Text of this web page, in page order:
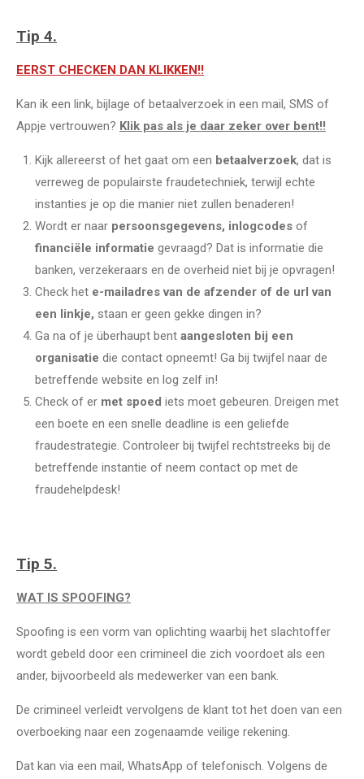
Tip 4.
EERST CHECKEN DAN KLIKKEN!!
Kan ik een link, bijlage of betaalverzoek in een mail, SMS of
Appje vertrouwen? Klik pas als je daar zeker over bent!!
Kijk allereerst of het gaat om een betaalverzoek, dat is
verreweg de populairste fraudetechniek, terwijl echte
instanties je op die manier niet zullen benaderen!
Wordt er naar persoonsgegevens, inlogcodesof
financiële informatie gevraagd? Dat is informatie die
banken, verzekeraars en de overheid niet bij je opvragen!
Check het e-mailadres van de afzender of de url van
een linkje, staan er geen gekke dingen in?
Ga na of je überhaupt bent aangesloten bij een
organisatie die contact opneemt! Ga bij twijfel naar de
betreffende website en log zelf in!
Check of er met spoed iets moet gebeuren. Dreigen met
een boete en een snelle deadline is een geliefde
fraudestrategie. Controleer bij twijfel rechtstreeks bij de
betreffende instantie of neem contact op met de
fraudehelpdesk!
Tip 5.
WAT IS SPOOFING?
Spoofing is een vorm van oplichting waarbij het slachtoffer
wordt gebeld door een crimineel die zich voordoet als een
ander, bijvoorbeeld als medewerker van een bank.
De crimineel verleidt vervolgens de klant tot het doen van een
overboeking naar een zogenaamde veilige rekening.
Dat kan via een mail, WhatsApp of telefonisch. Volgens de